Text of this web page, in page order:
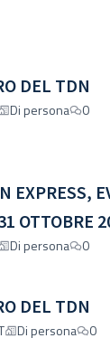
DEL TDN
Di persona 0
EXPRESS,
OTTOBRE
Di persona 0
DEL TDN
Di persona 0